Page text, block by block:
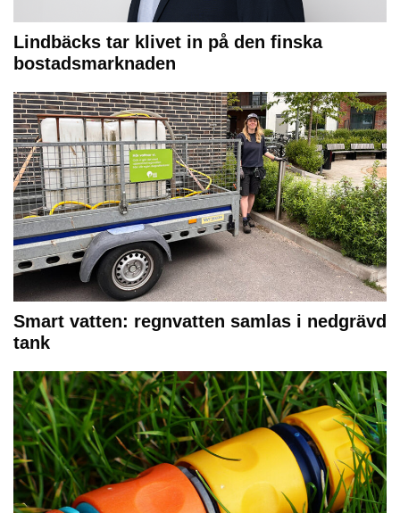
Lindbäcks tar klivet in på den finska
bostadsmarknaden
Smart vatten: regnvatten samlas i nedgrävd
tank